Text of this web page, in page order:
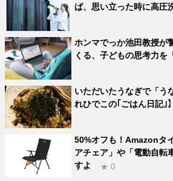
ば、思い立った時に高圧
ホンマでっか池田教授が
くる、子どもの思考力を
いただいたうなぎで「う
れひでこの｢ごはん日記｣】
50%オフも！Amazonタ
アチェア」や「電動自転
すよ
★ 0